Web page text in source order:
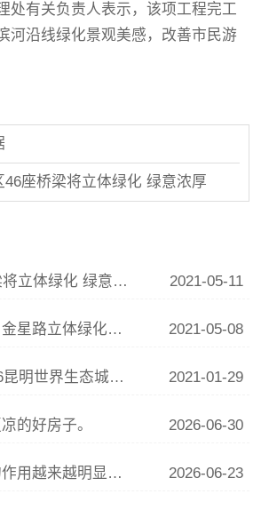
处有关负责人表示，该项工程完工
河沿线绿化景观美感，改善市民游
座桥梁将立体绿化 绿意浓厚
长沙城区46座桥梁将立体绿化 绿意浓厚 2021-05-11
长沙一段一特色！金星路立体绿化改造完工 2021-05-08
公司应邀参加2016昆明世界生态城市与屋顶绿化大会 2021-01-29
的好房子。 2026-06-30
屋顶绿化在夏天的作用越来越明显了！ 2026-06-23